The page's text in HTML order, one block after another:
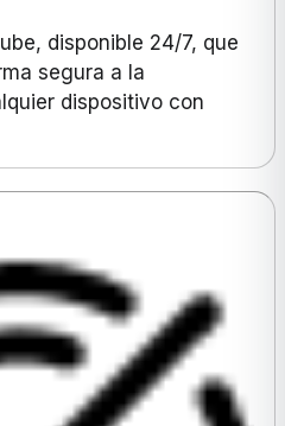
disponible 24/7, que
segura a la
dispositivo con